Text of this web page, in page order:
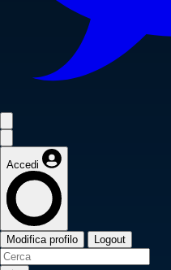
Accedi
Modifica profilo Logout